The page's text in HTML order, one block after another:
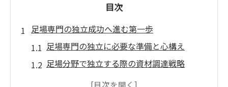
目次
足場専門の独立成功へ進む第一歩
足場専門の独立に必要な準備と心構え
足場分野で独立する際の資材調達戦略
足場独立開業時に重要なスキルと資格